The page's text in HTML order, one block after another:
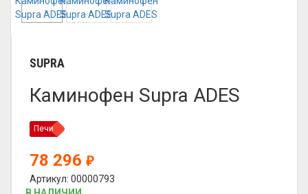
SUPRA
Каминофен Supra ADES
Печи
78 296 ₽
Артикул: 00000793